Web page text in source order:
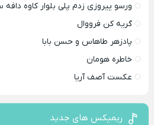
ورسو پیروزی زدم پلی بلوار کاوه دافه
گریه کن فرووال
پادزهر طاهاس و حسن بابا
خاطره هومان
عکست آصف آریا
ریمیکس های جدید